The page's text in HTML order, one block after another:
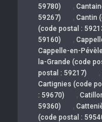
59780)
,
59267)
, Cantin
(code postal :
59160)
,
Cappelle-en-
la-Grande (code
postal : 59217)
,
Cartignies (code
: 59670)
,
59360)
,
(code postal :